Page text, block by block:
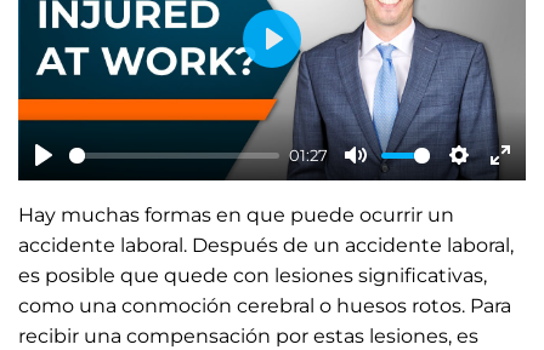
P
l
a
y
01:27
M
u
t
S
t
i
E
t
P
l
y
Hay muchas formas en que puede ocurrir un
accidente laboral. Después de un accidente laboral,
es posible que quede con lesiones significativas,
como una conmoción cerebral o huesos rotos. Para
recibir una compensación por estas lesiones, es